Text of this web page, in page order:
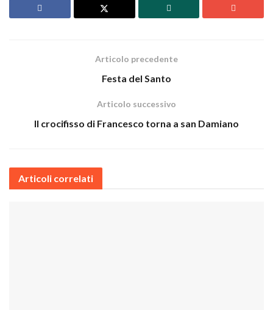
Articolo precedente
Festa del Santo
Articolo successivo
Il crocifisso di Francesco torna a san Damiano
Articoli correlati